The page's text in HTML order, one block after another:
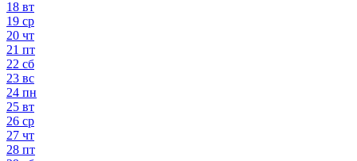
18 вт
19 ср
20 чт
21 пт
22 сб
23 вс
24 пн
25 вт
26 ср
27 чт
28 пт